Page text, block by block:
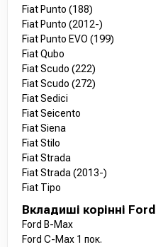
Fiat Punto (188)
Fiat Punto (2012-)
Fiat Punto EVO (199)
Fiat Qubo
Fiat Scudo (222)
Fiat Scudo (272)
Fiat Sedici
Fiat Seicento
Fiat Siena
Fiat Stilo
Fiat Strada
Fiat Strada (2013-)
Fiat Tipo
Вкладиші корінні Ford
Ford B-Max
Ford C-Max 1 пок.